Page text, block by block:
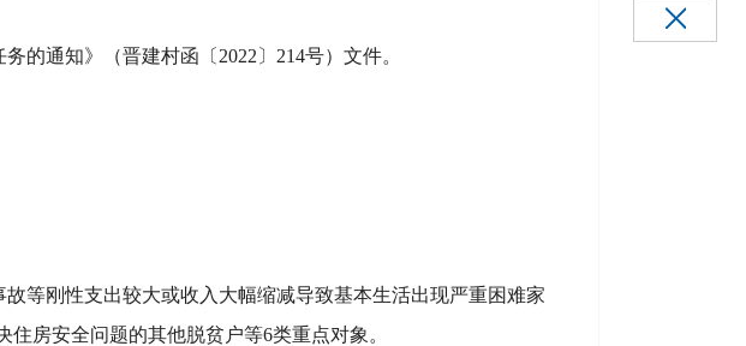
的通知》（晋建村函 〔 2022 〕 214号）文件。
等刚性支出较大或收入大幅缩减导致基本生活出现严重困难家
房安全问题的其他脱贫户等6类重点对象。